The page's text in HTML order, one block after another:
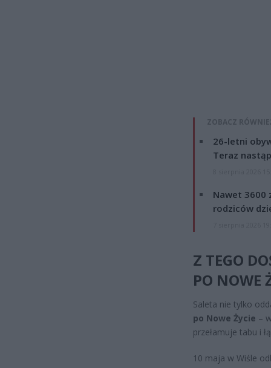
ZOBACZ
26-letni
Teraz
Nawet 3600
rodziców
Z TEGO
PO NOWE
Saleta nie tylko
po Nowe Życie –
przełamuje tabu i
10 maja w Wiśle